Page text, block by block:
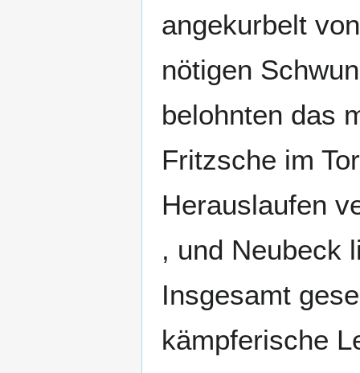
angekurbelt
nötigen
belohnten das
Fritzsche im
Herauslaufen
, und Neubeck
Insgesamt
kämpferische